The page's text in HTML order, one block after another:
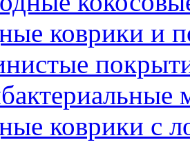
коврики и
коврики с